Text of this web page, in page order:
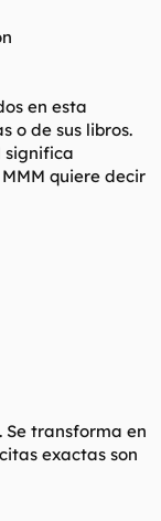
en esta
o de sus libros.
significa
quiere decir
Se transforma en
exactas son